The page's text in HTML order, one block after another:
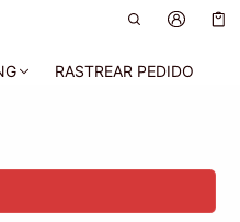
RASTREAR PEDIDO